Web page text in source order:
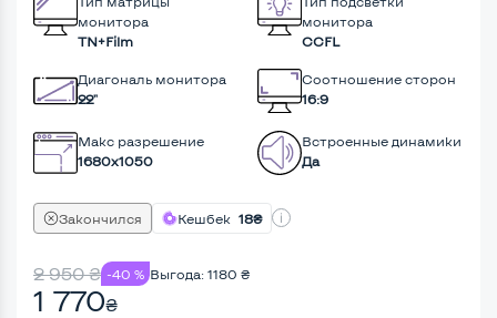
монитора
TN+Film
монитора
CCFL
Диагональ монитора
22"
Соотношение сторон
16:9
Макс разрешение
1680x1050
Встроенные динамики
Да
Закончился Кешбек 18₴
2 950₴ -40 % Выгода: 1180 ₴
1 770₴